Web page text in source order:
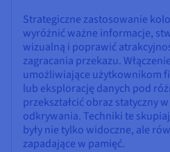
Strategiczne zastosowanie
wyróżnić ważne informacje,
wizualną i poprawić
zagracania przekazu.
umożliwiające użytkownikom
lub eksplorację danych pod
przekształcić obraz statyczny
odkrywania. Techniki te
były nie tylko widoczne, ale
zapadające w pamięć.